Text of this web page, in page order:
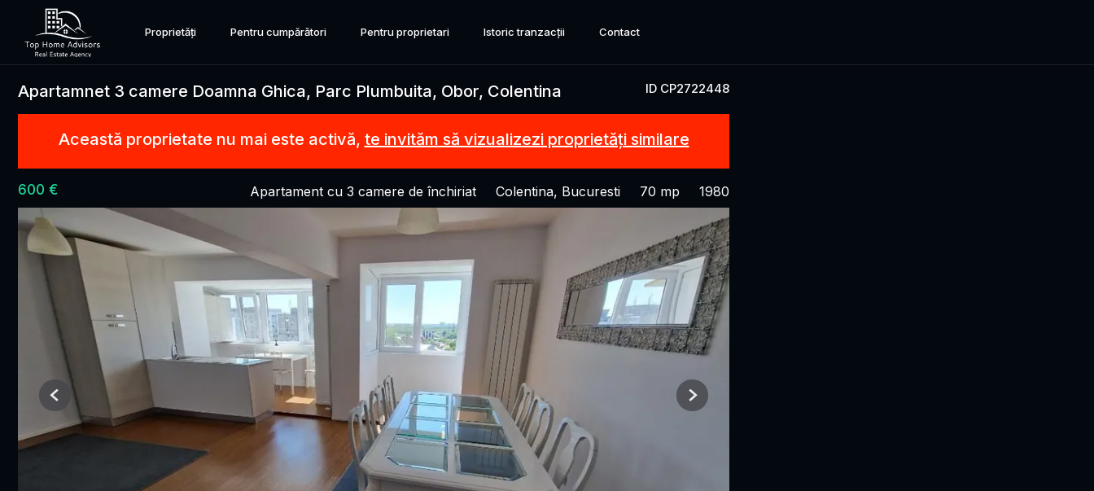
Proprietăți Pentru cumpărători Pentru proprietari Istoric tranzacții Contact
ID CP2722448
Apartamnet 3 camere Doamna Ghica, Parc Plumbuita, Obor, Colentina
Această proprietate nu mai este activă, te invităm să vizualizezi proprietăți similare
600 € Apartament cu 3 camere de închiriat Colentina, Bucuresti 70 mp 1980
Previous Next